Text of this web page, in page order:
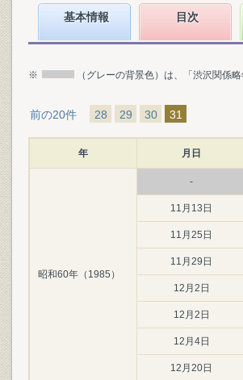
基本情報 目次
※ （グレーの背景色）は、「渋沢関係
前の20件 28 29 30 31
年 月日
昭和60年（1985）
-
11月13日
11月25日
11月29日
12月2日
12月2日
12月4日
12月20日